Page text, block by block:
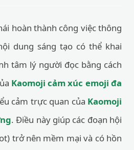
hoàn thành công việc thông
dung sáng tạo có thể khai
tâm lý người đọc bằng cách
Kaomoji cảm xúc emoji đa
cảm trực quan của Kaomoji
. Điều này giúp các đoạn hội
trở nên mềm mại và có hồn